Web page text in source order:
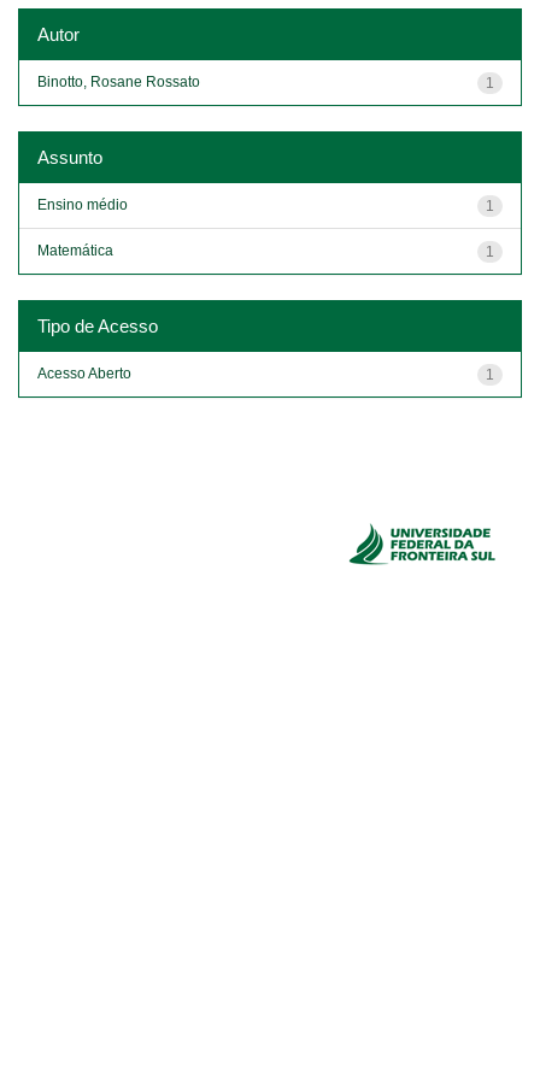
Autor
1
Binotto, Rosane Rossato
Assunto
1
Ensino médio
1
Matemática
Tipo de Acesso
1
Acesso Aberto